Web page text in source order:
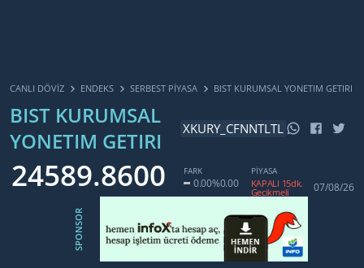
CANLI DÖVİZ ENDEKS SERBEST PIYASA BIST KURUMSAL YONETIM GETIRI
BIST KURUMSAL
YONETIM GETIRI
XKURY_CFNNTLTL
24589.8600 FARK
0.00%0.00
PİYASA
KAPALI 15dk.
Gecikmeli 07/08/26
SPONSOR